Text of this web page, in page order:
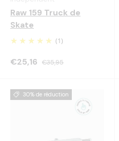
Raw 159 Truck de
Skate
(1)
€25,16 €35,95
30% de réduction